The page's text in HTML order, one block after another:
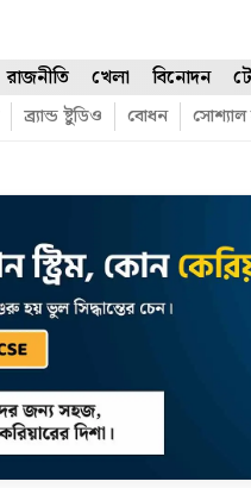
রাজনীতি খেলা বিনোদন
ব্র্যান্ড ষ্টুডিও বোধন সোশ্যাল